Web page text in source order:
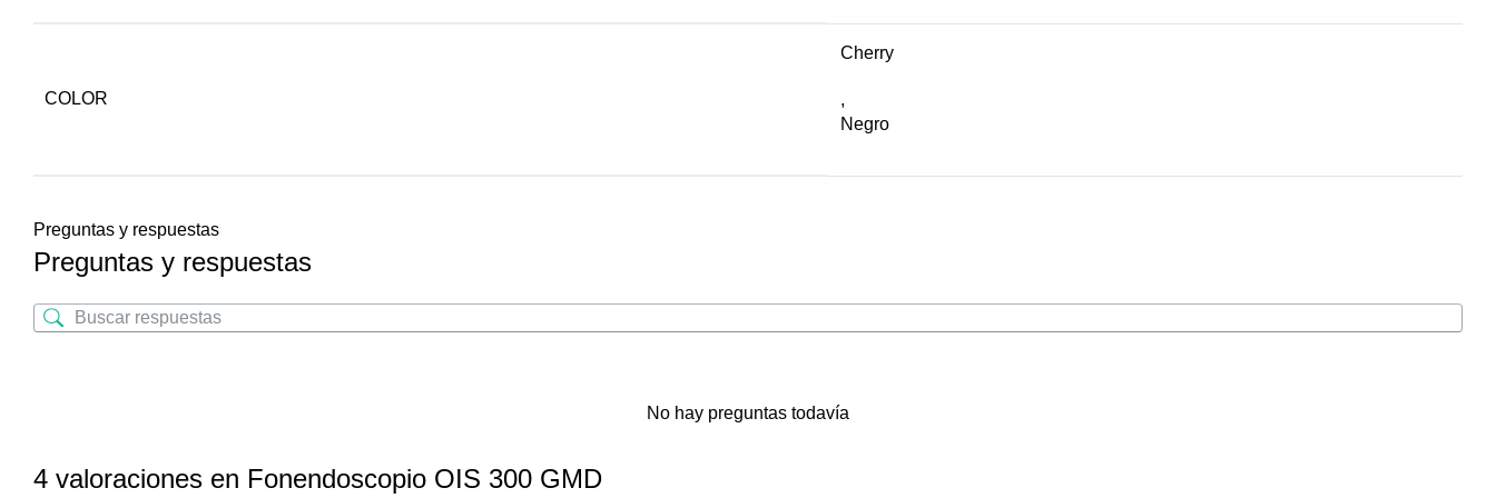
COLOR
Cherry
,
Negro
Preguntas y respuestas
Preguntas y respuestas
No hay preguntas todavía
4 valoraciones en Fonendoscopio OIS 300 GMD